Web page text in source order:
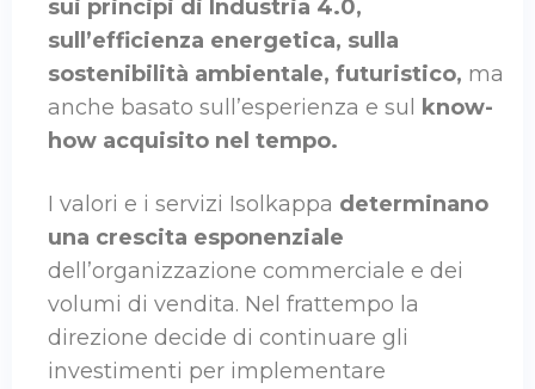
sui principi di Industria 4.0,
sull’efficienza energetica, sulla
sostenibilità ambientale, futuristico, ma
anche basato sull’esperienza e sul know-
how acquisito nel tempo.
I valori e i servizi Isolkappa determinano
una crescita esponenziale
dell’organizzazione commerciale e dei
volumi di vendita. Nel frattempo la
direzione decide di continuare gli
investimenti per implementare